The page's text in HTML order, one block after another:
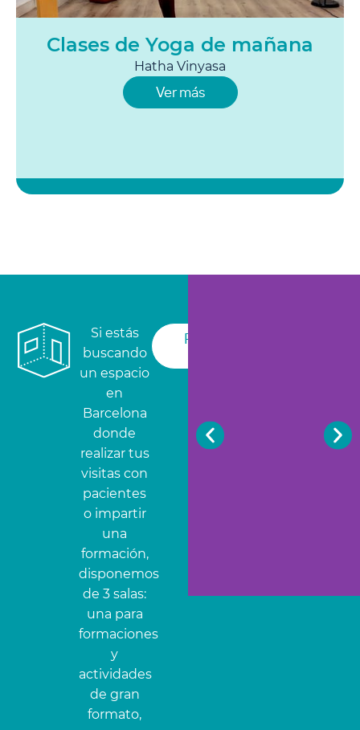
Clases de Yoga de mañana
Hatha Vinyasa
Ver más
Si estás
buscando
un espacio
en
Barcelona
donde
realizar tus
visitas con
pacientes
o impartir
una
formación,
disponemos
de 3 salas:
una para
formaciones
y
actividades
de gran
formato,
Reservar